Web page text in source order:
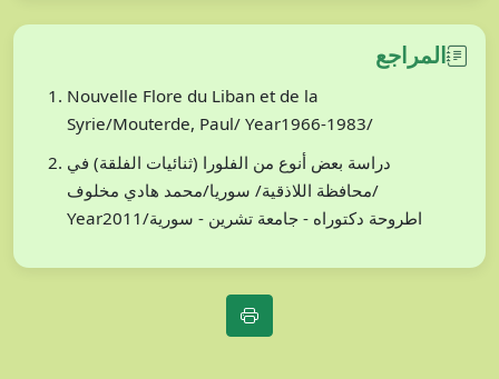
المراجع
Nouvelle Flore du Liban et de la
Syrie/Mouterde, Paul/ Year1966-1983/
دراسة بعض أنوع من الفلورا (ثنائيات الفلقة) في
محافظة اللاذقية/ سوريا/محمد هادي مخلوف/
Year2011/اطروحة دكتوراه - جامعة تشرين - سورية